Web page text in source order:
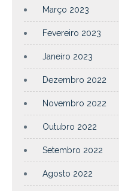
Março 2023
Fevereiro 2023
Janeiro 2023
Dezembro 2022
Novembro 2022
Outubro 2022
Setembro 2022
Agosto 2022